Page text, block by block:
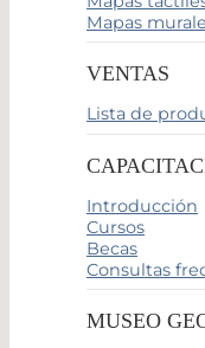
Mapas
VENTAS
Lista de
Introducción
Cursos
Becas
Consultas
MUSEO